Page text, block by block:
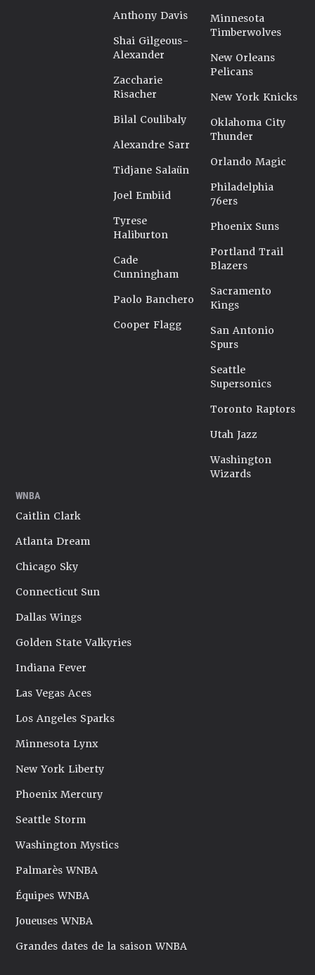
Anthony Davis
Shai Gilgeous-
Alexander
Zaccharie
Risacher
Bilal Coulibaly
Alexandre Sarr
Tidjane Salaün
Joel Embiid
Tyrese
Haliburton
Cade
Cunningham
Paolo Banchero
Cooper Flagg
Minnesota
Timberwolves
New Orleans
Pelicans
New York Knicks
Oklahoma City
Thunder
Orlando Magic
Philadelphia
76ers
Phoenix Suns
Portland Trail
Blazers
Sacramento
Kings
San Antonio
Spurs
Seattle
Supersonics
Toronto Raptors
Utah Jazz
Washington
Wizards
WNBA
Caitlin Clark
Atlanta Dream
Chicago Sky
Connecticut Sun
Dallas Wings
Golden State Valkyries
Indiana Fever
Las Vegas Aces
Los Angeles Sparks
Minnesota Lynx
New York Liberty
Phoenix Mercury
Seattle Storm
Washington Mystics
Palmarès WNBA
Équipes WNBA
Joueuses WNBA
Grandes dates de la saison WNBA